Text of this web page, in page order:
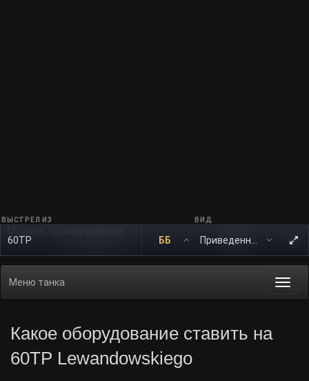
ВЫСТРЕЛ ИЗ
60TP ББ
ВИД
Меню танка
Какое оборудование ставить на
60TP Lewandowskiego